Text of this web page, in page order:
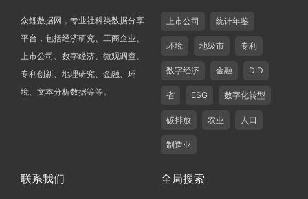
众鲤数据网，专业社科类数据分享
平台，包括经济研究、工商企业、
上市公司、数字经济、微观调查、
专利创新、地理研究、金融、环
境、文本分析数据等等。
上市公司 统计年鉴
环境 地级市 专利
数字经济 金融 DID
省 ESG 数字化转型
碳排放 农业 人口
制造业
联系我们 全局搜索